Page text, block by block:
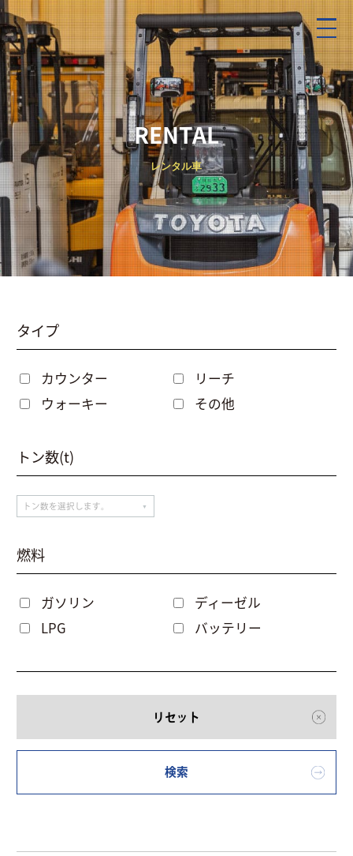
RENTAL
レンタル車
タイプ
カウンター
リーチ
ウォーキー
その他
トン数(t)
燃料
ガソリン
ディーゼル
LPG
バッテリー
リセット
検索